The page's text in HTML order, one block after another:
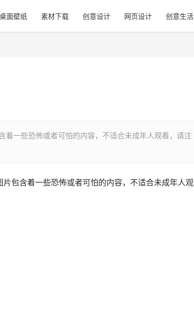
桌面壁纸 素材下载 创意设计 网页设计 创意生活
一些恐怖或者可怕的内容，不适合未成年人观看，请注
包含着一些恐怖或者可怕的内容，不适合未成年人观